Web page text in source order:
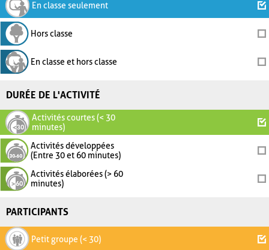
En classe seulement
Hors classe
En classe et hors classe
DURÉE DE L'ACTIVITÉ
Activités courtes (< 30
minutes)
Activités développées
(Entre 30 et 60 minutes)
Activités élaborées (> 60
minutes)
PARTICIPANTS
Petit groupe (< 30)